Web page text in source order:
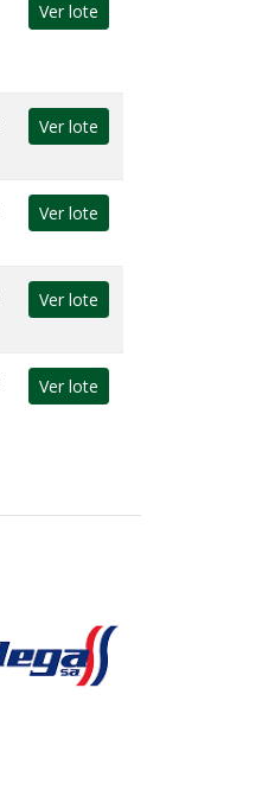
Ver lote
Ver lote
Ver lote
Ver lote
Ver lote